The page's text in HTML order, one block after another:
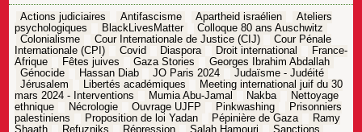
Actions judiciaires Antifascisme Apartheid israélien
Ateliers
psychologiques
BlackLivesMatter
Colloque 80 ans Auschwitz
Colonialisme
Cour Internationale de Justice (CIJ)
Cour Pénale
Internationale (CPI)
Covid Diaspora Droit international
France-
Afrique
Fêtes juives Gaza Stories
Georges Ibrahim Abdallah
Génocide
Hassan Diab JO Paris 2024
Judaïsme - Judéité
Jérusalem
Libertés académiques
Meeting international juif du 30
mars 2024 - Interventions
Mumia Abu-Jamal Nakba
Nettoyage
ethnique
Nécrologie Ouvrage UJFP Pinkwashing
Prisonniers
palestiniens
Proposition de loi Yadan Pépinière de Gaza
Ramy